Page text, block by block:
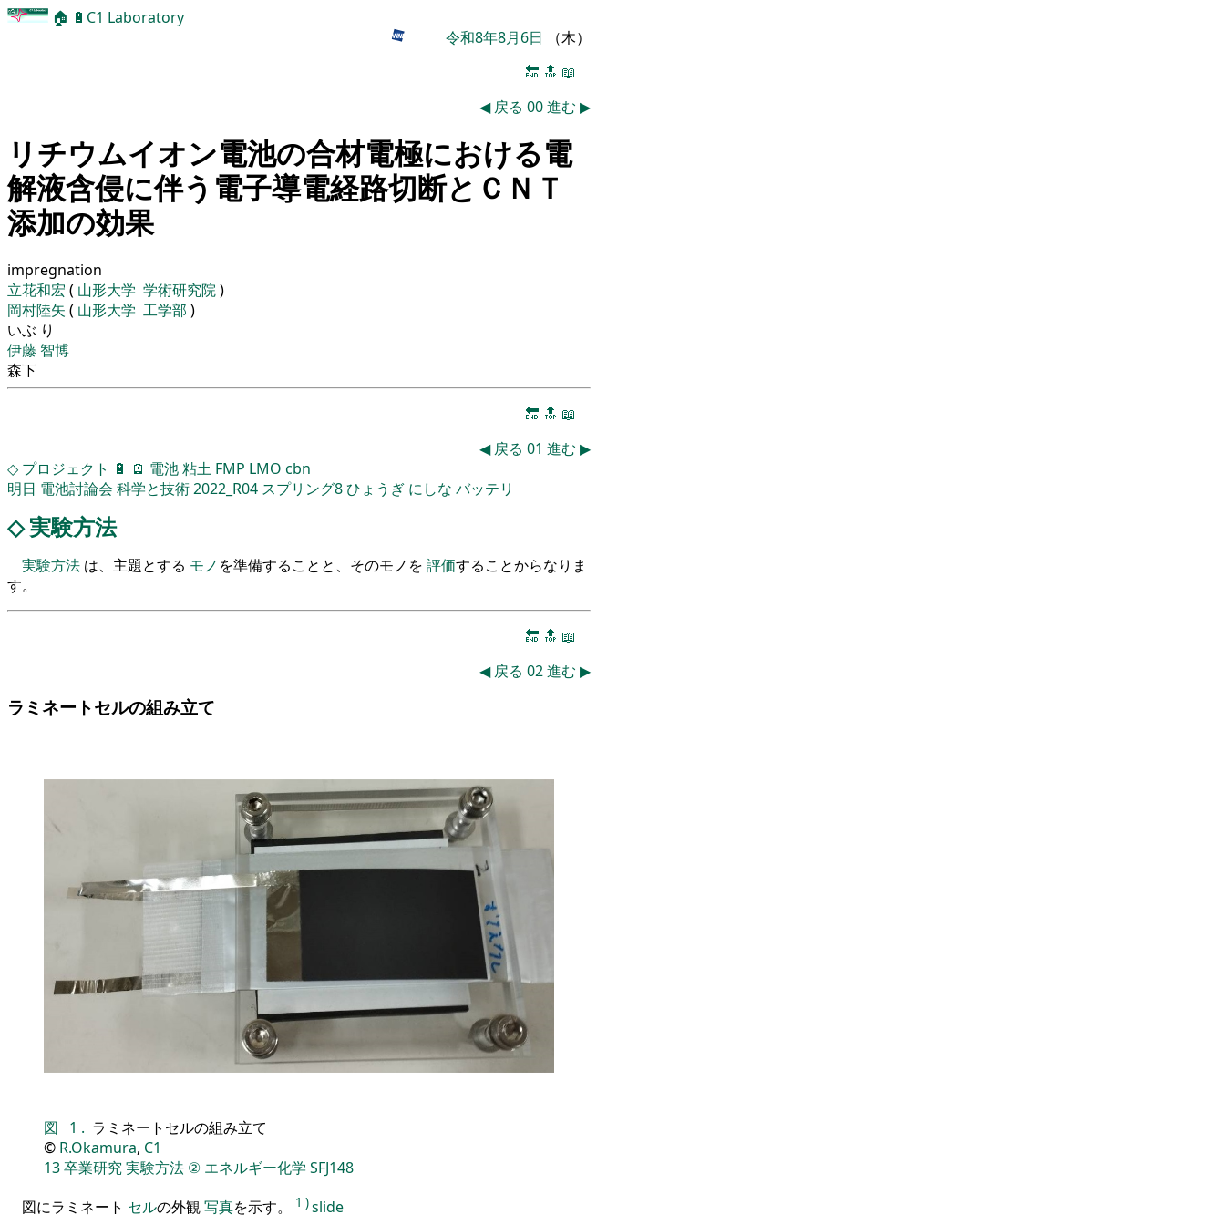
🏠 🔋 C1 Laboratory
令和8年8月6日 （木）
🔚 🔝 📖
◀ 戻る 00進む ▶
リチウムイオン電池の合材電極における電
解液含侵に伴う電子導電経路切断とＣＮＴ
添加の効果
impregnation
立花和宏 ( 山形大学 学術研究院)
岡村陸矢 ( 山形大学 工学部 )
いぶ り
伊藤 智博
森下
🔚 🔝 📖
◀ 戻る 01 進む ▶
◇ プロジェクト 🔋 🪫 電池粘土 FMP LMO cbn
明日 電池討論会 科学と技術2022_R04 スプリング8ひょうぎ にしな バッテリ
◇実験方法
実験方法 は、主題とする モノ を準備することと、そのモノを 評価することからなりま
す。
🔚 🔝 📖
◀ 戻る 02進む ▶
ラミネートセルの組み立て
図 1 . ラミネートセルの組み立て
© R.Okamura, C1
13卒業研究実験方法 ② エネルギー化学 SFJ148
図にラミネート セルの外観写真を示す。 1 )slide